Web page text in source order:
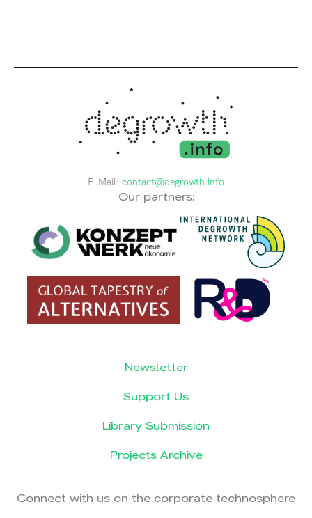
E-Mail: contact@degrowth.info
Our partners:
Newsletter
Support Us
Library Submission
Projects Archive
Connect with us on the corporate technosphere